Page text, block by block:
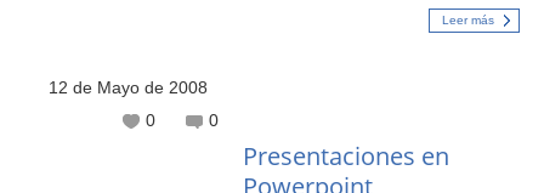
Leer más
12 de Mayo de 2008
0
0
Presentaciones en